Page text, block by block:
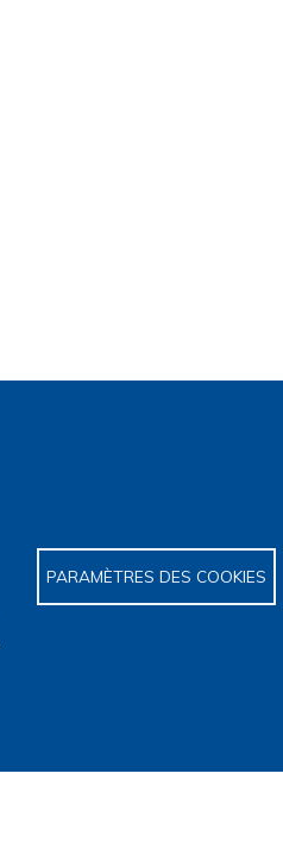
PARAMÈTRES DES COOKIES